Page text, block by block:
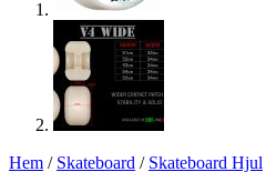
Hem / Skateboard / Skateboard Hjul